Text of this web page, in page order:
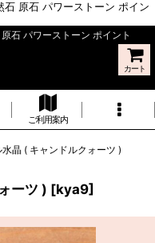
原石 パワーストーン ポイン
石 パワーストーン ポイント
カート
ご利用案内
晶 ( キャンドルクォーツ )
ーツ ) [kya9]